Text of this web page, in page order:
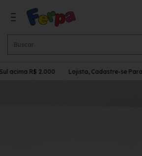
acima R$ 2.000 Lojista, Cadastre-se Para